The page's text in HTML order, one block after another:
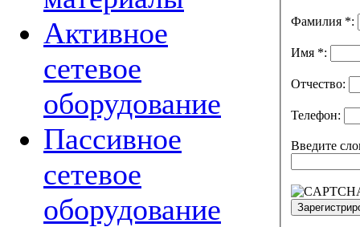
Активное
сетевое
оборудование
Пассивное
сетевое
оборудование
Фамилия *:
Имя *:
Отчество:
Телефон:
Введите